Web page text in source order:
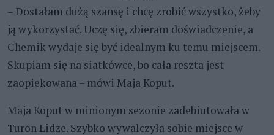
– Dostałam dużą szansę i chcę zrobić wszystko, żeby
ją wykorzystać. Uczę się, zbieram doświadczenie, a
Chemik wydaje się być idealnym ku temu miejscem.
Skupiam się na siatkówce, bo cała reszta jest
zaopiekowana – mówi Maja Koput.
Maja Koput w minionym sezonie zadebiutowała w
Turon Lidze. Szybko wywalczyła sobie miejsce w